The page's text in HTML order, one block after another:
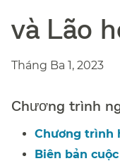
và Lão
Tháng Ba 1, 2023​​
Chương trình
Chương trình
Biên bản cuộc